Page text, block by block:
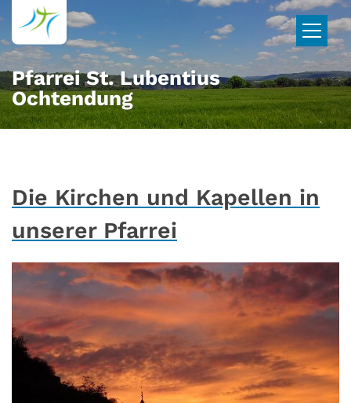
Zum Inhalt springen
Pfarrei St. Lubentius
Ochtendung
Die Kirchen und Kapellen in
unserer Pfarrei